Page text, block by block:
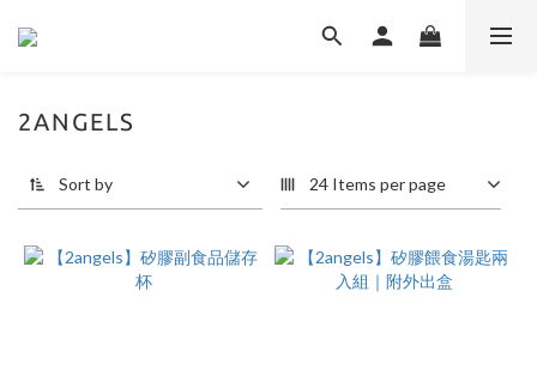
2ANGELS
Sort by 24 Items per page